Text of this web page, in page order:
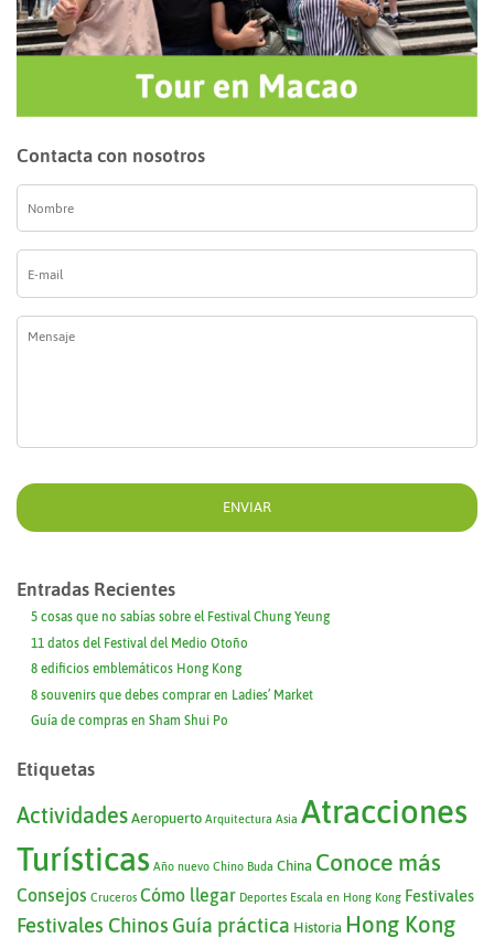
Contacta con nosotros
mail
*
Mensaje
Entradas Recientes
5 cosas que no sabías sobre el Festival Chung Yeung
11 datos del Festival del Medio Otoño
8 edificios emblemáticos Hong Kong
8 souvenirs que debes comprar en Ladies’ Market
Guía de compras en Sham Shui Po
Etiquetas
Actividades Aeropuerto Arquitectura Asia Atracciones
Turísticas Año nuevo Chino Buda China Conoce más
Consejos Cruceros Cómo llegar Deportes Escala en Hong Kong Festivales
Festivales Chinos Guía práctica Historia Hong Kong